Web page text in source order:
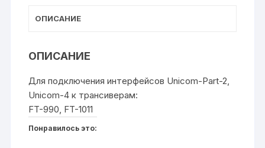
ОПИСАНИЕ
ОПИСАНИЕ
Для подключения интерфейсов Unicom-Part-2,
Unicom-4 к трансиверам:
FT-990, FT-1011
Понравилось это: